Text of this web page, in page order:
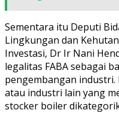
Sementara itu Deputi
Lingkungan dan
Investasi, Dr Ir Nani
legalitas FABA sebagai
pengembangan industri.
atau industri lain yang
stocker boiler